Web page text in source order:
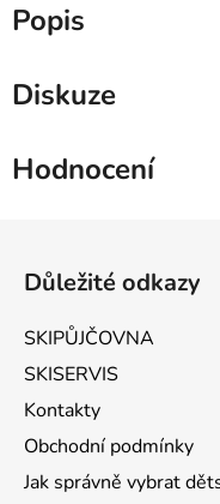
Popis
Diskuze
Hodnocení
Důležité odkazy
SKIPŮJČOVNA
SKISERVIS
Kontakty
Obchodní podmínky
Jak správně vybrat